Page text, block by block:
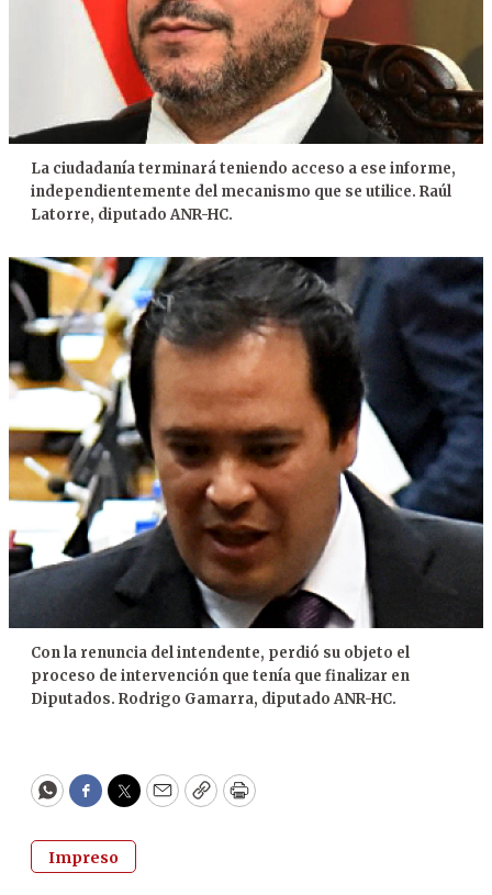
La ciudadanía terminará teniendo acceso a ese informe,
independientemente del mecanismo que se utilice. Raúl
Latorre, diputado ANR-HC.
Con la renuncia del intendente, perdió su objeto el
proceso de intervención que tenía que finalizar en
Diputados. Rodrigo Gamarra, diputado ANR-HC.
WhatsApp
Facebook
Twitter
EmailCopyPrint
Impreso